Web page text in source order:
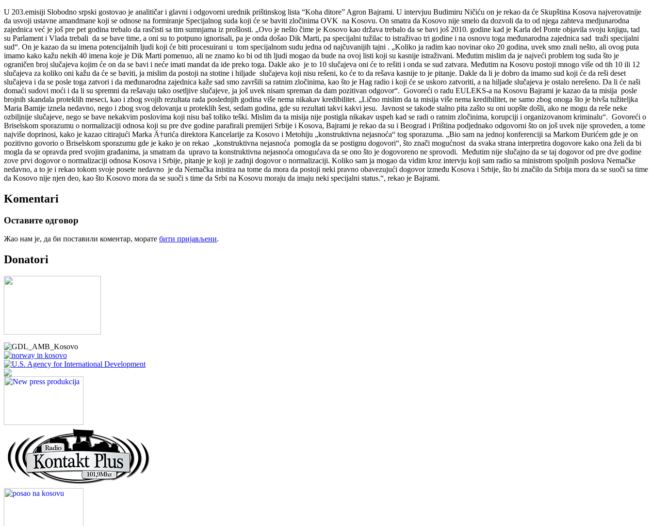
U 203.emisiji Slobodno srpski gostovao je analitičar i glavni i odgovorni urednik prištinskog lista “Koha ditore” Agron Bajrami. U intervjuu Budimiru Ničiću on je rekao da će Skupština Kosova najverovatnije
da usvoji ustavne amandmane koji se odnose na formiranje Specijalnog suda koji će se baviti zločinima OVK na Kosovu. On smatra da Kosovo nije smelo da dozvoli da to od njega zahteva medjunarodna
zajednica već je još pre pet godina trebalo da rasčisti sa tim sumnjama iz prošlosti. „Ovo je nešto čime je Kosovo kao država trebalo da se bavi još 2010. godine kad je Karla del Ponte objavila svoju knjigu, tad
su Parlament i Vlada trebali da se bave time, a oni su to potpuno ignorisali, pa je onda došao Dik Marti, pa specijalni tužilac to istraživao tri godine i na osnovu toga međunarodna zajednica sad traži specijalni
sud“. On je kazao da su imena potencijalnih ljudi koji će biti procesuirani u tom specijalnom sudu jedna od najčuvanijih tajni . „Koliko ja radim kao novinar oko 20 godina, uvek smo znali nešto, ali ovog puta
imamo kako kažu nekih 40 imena koje je Dik Marti pomenuo, ali ne znamo ko bi od tih ljudi mogao da bude na ovoj listi koji su kasnije istraživani. Međutim mislim da je najveći problem tog suda što je
ograničen broj slučajeva kojim će on da se bavi i neće imati mandat da ide preko toga. Dakle ako je to 10 slučajeva oni će to rešiti i onda se sud zatvara. Međutim na Kosovu postoji mnogo više od tih 10 ili 12
slučajeva za koliko oni kažu da će se baviti, ja mislim da postoji na stotine i hiljade slučajeva koji nisu rešeni, ko će to da rešava kasnije to je pitanje. Dakle da li je dobro da imamo sud koji će da reši deset
slučajeva i da se posle toga zatvori i da međunarodna zajednica kaže sad smo završili sa ratnim zločinima, kao što je Hag radio i koji će se uskoro zatvoriti, a na hiljade slučajeva je ostalo nerešeno. Da li će naši
domaći sudovi moći i da li su spremni da rešavaju tako osetljive slučajeve, ja još uvek nisam spreman da dam pozitivan odgovor“. Govoreći o radu EULEKS-a na Kosovu Bajrami je kazao da ta misija posle
brojnih skandala proteklih meseci, kao i zbog svojih rezultata rada poslednjih godina više nema nikakav kredibilitet. „Lično mislim da ta misija više nema kredibilitet, ne samo zbog onoga što je bivša tužiteljka
Maria Bamije iznela nedavno, nego i zbog svog delovanja u proteklih šest, sedam godina, gde su rezultati takvi kakvi jesu. Javnost se takođe stalno pita zašto su oni uopšte došli, ako ne mogu da reše neke
ozbiljnije slučajeve, nego se bave nekakvim poslovima koji nisu baš toliko teški. Mislim da ta misija nije postigla nikakav uspeh kad se radi o ratnim zločinima, korupciji i organizovanom kriminalu“. Govoreći o
Briselskom sporazumu o normalizaciji odnosa koji su pre dve godine parafirali premijeri Srbije i Kosova, Bajrami je rekao da su i Beograd i Priština podjednako odgovorni što on još uvek nije sproveden, a tome
najviše doprinosi, kako je kazao citirajući Marka Ä†urića direktora Kancelarije za Kosovo i Metohiju „konstruktivna nejasnoća“ tog sporazuma. „Bio sam na jednoj konferenciji sa Markom Đurićem gde je on
pozitivno govorio o Briselskom sporazumu gde je kako je on rekao „konstruktivna nejasnoća pomogla da se postignu dogovori“, što znači mogućnost da svaka strana interpretira dogovore kako ona želi da bi
mogla da se opravda pred svojim građanima, ja smatram da upravo ta konstruktivna nejasnoća omogućava da se ono što je dogovoreno ne sprovodi. Međutim nije slučajno da se taj dogovor od pre dve godine
zove prvi dogovor o normalizaciji odnosa Kosova i Srbije, pitanje je koji je zadnji dogovor o normalizaciji. Koliko sam ja mogao da vidim kroz intervju koji sam radio sa ministrom spoljnih poslova Nemačke
nedavno, a to je i rekao tokom svoje posete nedavno je da Nemačka inistira na tome da mora da postoji neki pravno obavezujući dogovor između Kosova i Srbije, što bi značilo da Srbija mora da se suoči sa time
da Kosovo nije njen deo, kao što Kosovo mora da se suoči s time da Srbi na Kosovu moraju da imaju neki specijalni status.“, rekao je Bajrami.
Komentari
Оставите одговор
Жао нам је, да би поставили коментар, морате бити пријављени.
Donatori